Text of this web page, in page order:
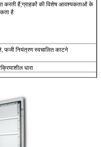
करती हैं;ग्राहकों की विशेष आवश्यकताओं के
है
फजी नियंत्रण स्वचालित काटने
धारा